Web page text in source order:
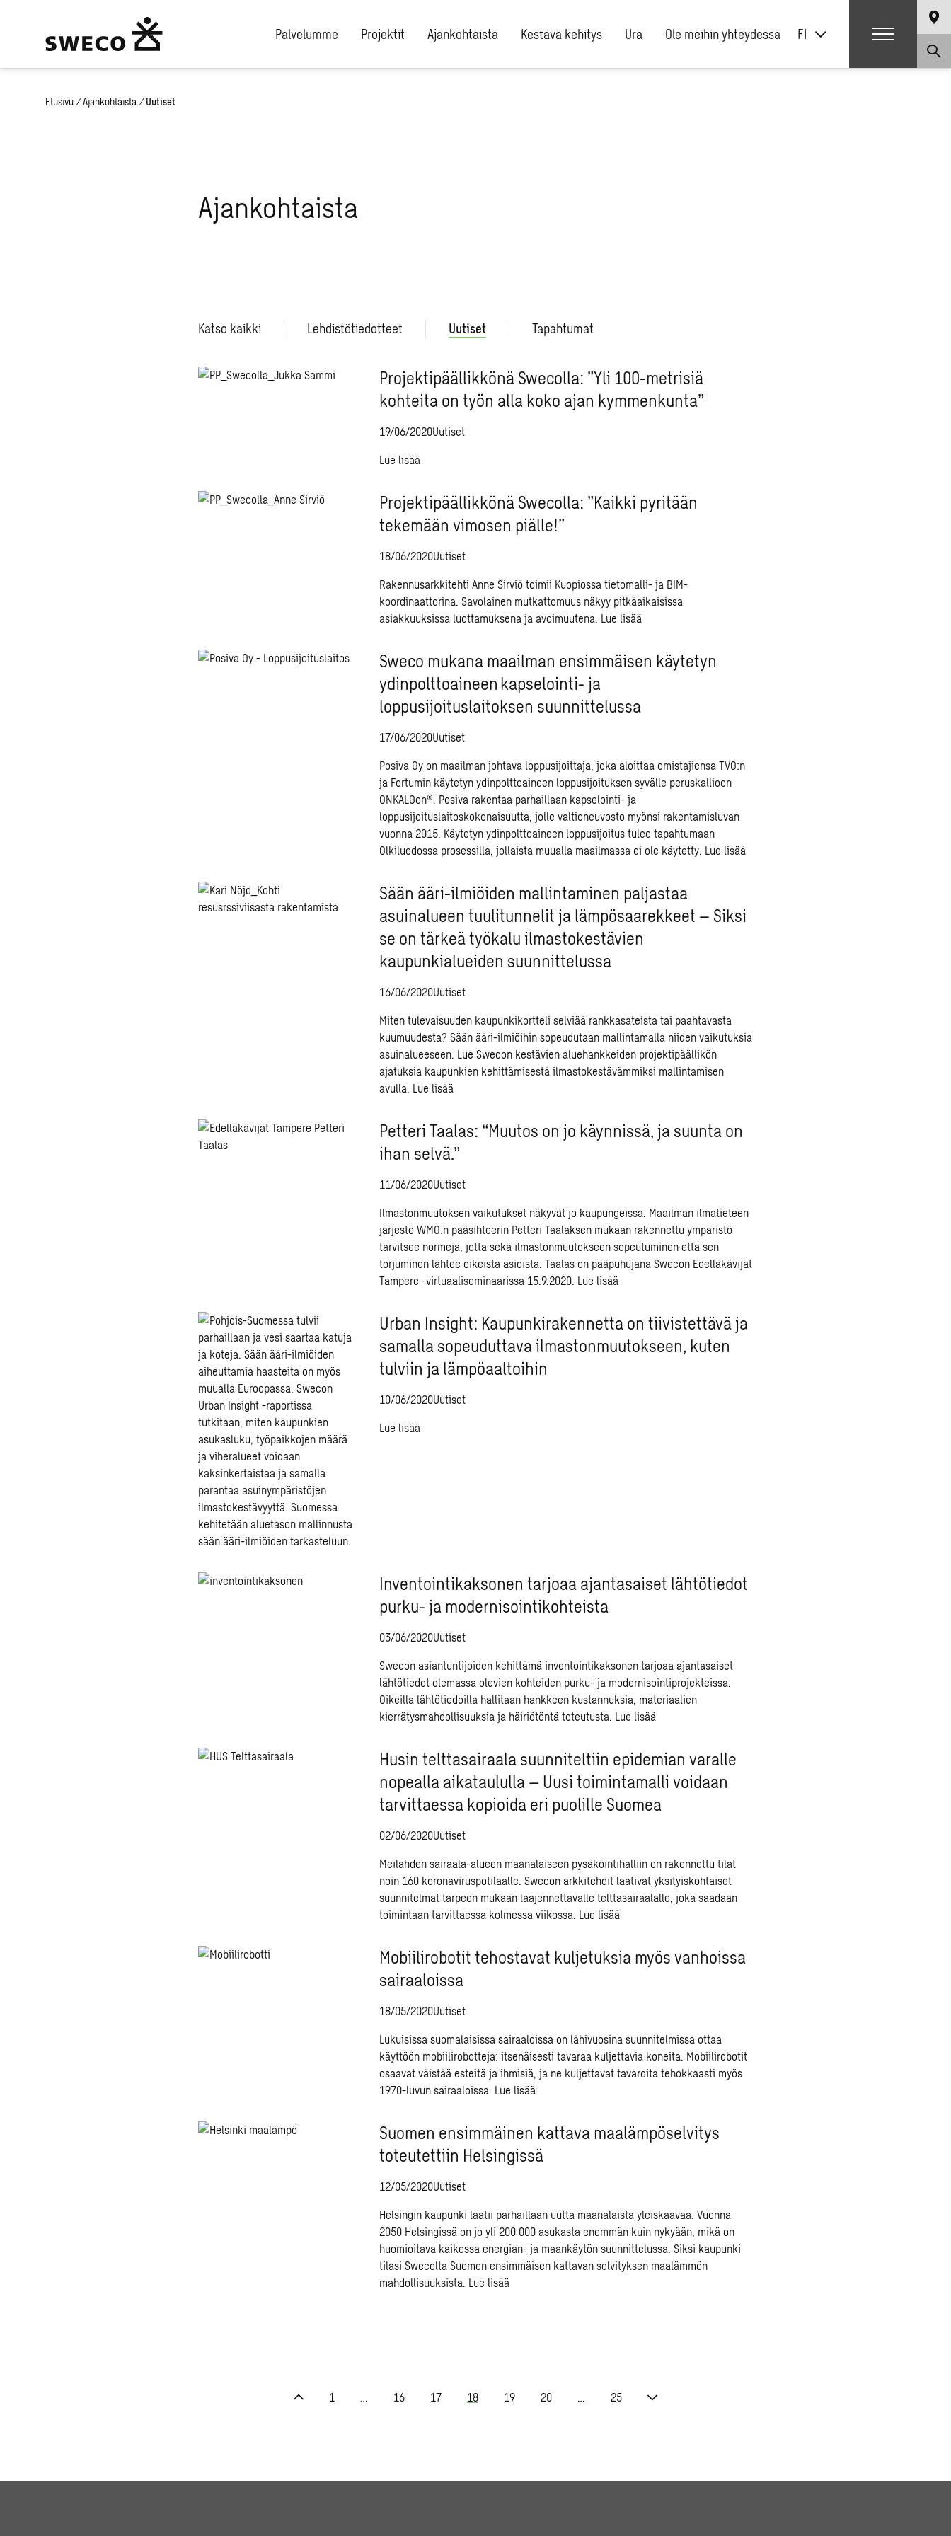
Palvelumme Projektit Ajankohtaista Kestävä kehitys Ura Ole meihin yhteydessä FI
Etusivu / Ajankohtaista / Uutiset
Ajankohtaista
Katso kaikki Lehdistötiedotteet Uutiset Tapahtumat
Projektipäällikkönä Swecolla: ”Yli 100-metrisiä
kohteita on työn alla koko ajan kymmenkunta”
19/06/2020Uutiset
Lue lisää
Projektipäällikkönä Swecolla: ”Kaikki pyritään
tekemään vimosen piälle!”
18/06/2020Uutiset
Rakennusarkkitehti Anne Sirviö toimii Kuopiossa tietomalli- ja BIM-
koordinaattorina. Savolainen mutkattomuus näkyy pitkäaikaisissa
asiakkuuksissa luottamuksena ja avoimuutena. Lue lisää
Sweco mukana maailman ensimmäisen käytetyn
ydinpolttoaineen kapselointi- ja
loppusijoituslaitoksen suunnittelussa
17/06/2020Uutiset
Posiva Oy on maailman johtava loppusijoittaja, joka aloittaa omistajiensa TVO:n
ja Fortumin käytetyn ydinpolttoaineen loppusijoituksen syvälle peruskallioon
ONKALOon®. Posiva rakentaa parhaillaan kapselointi- ja
loppusijoituslaitoskokonaisuutta, jolle valtioneuvosto myönsi rakentamisluvan
vuonna 2015. Käytetyn ydinpolttoaineen loppusijoitus tulee tapahtumaan
Olkiluodossa prosessilla, jollaista muualla maailmassa ei ole käytetty. Lue lisää
Sään ääri-ilmiöiden mallintaminen paljastaa
asuinalueen tuulitunnelit ja lämpösaarekkeet – Siksi
se on tärkeä työkalu ilmastokestävien
kaupunkialueiden suunnittelussa
16/06/2020Uutiset
Miten tulevaisuuden kaupunkikortteli selviää rankkasateista tai paahtavasta
kuumuudesta? Sään ääri-ilmiöihin sopeudutaan mallintamalla niiden vaikutuksia
asuinalueeseen. Lue Swecon kestävien aluehankkeiden projektipäällikön
ajatuksia kaupunkien kehittämisestä ilmastokestävämmiksi mallintamisen
avulla. Lue lisää
Petteri Taalas: “Muutos on jo käynnissä, ja suunta on
ihan selvä.”
11/06/2020Uutiset
Ilmastonmuutoksen vaikutukset näkyvät jo kaupungeissa. Maailman ilmatieteen
järjestö WMO:n pääsihteerin Petteri Taalaksen mukaan rakennettu ympäristö
tarvitsee normeja, jotta sekä ilmastonmuutokseen sopeutuminen että sen
torjuminen lähtee oikeista asioista. Taalas on pääpuhujana Swecon Edelläkävijät
Tampere -virtuaaliseminaarissa 15.9.2020. Lue lisää
Urban Insight: Kaupunkirakennetta on tiivistettävä ja
samalla sopeuduttava ilmastonmuutokseen, kuten
tulviin ja lämpöaaltoihin
10/06/2020Uutiset
Lue lisää
Inventointikaksonen tarjoaa ajantasaiset lähtötiedot
purku- ja modernisointikohteista
03/06/2020Uutiset
Swecon asiantuntijoiden kehittämä inventointikaksonen tarjoaa ajantasaiset
lähtötiedot olemassa olevien kohteiden purku- ja modernisointiprojekteissa.
Oikeilla lähtötiedoilla hallitaan hankkeen kustannuksia, materiaalien
kierrätysmahdollisuuksia ja häiriötöntä toteutusta. Lue lisää
Husin telttasairaala suunniteltiin epidemian varalle
nopealla aikataululla – Uusi toimintamalli voidaan
tarvittaessa kopioida eri puolille Suomea
02/06/2020Uutiset
Meilahden sairaala-alueen maanalaiseen pysäköintihalliin on rakennettu tilat
noin 160 koronaviruspotilaalle. Swecon arkkitehdit laativat yksityiskohtaiset
suunnitelmat tarpeen mukaan laajennettavalle telttasairaalalle, joka saadaan
toimintaan tarvittaessa kolmessa viikossa. Lue lisää
Mobiilirobotit tehostavat kuljetuksia myös vanhoissa
sairaaloissa
18/05/2020Uutiset
Lukuisissa suomalaisissa sairaaloissa on lähivuosina suunnitelmissa ottaa
käyttöön mobiilirobotteja: itsenäisesti tavaraa kuljettavia koneita. Mobiilirobotit
osaavat väistää esteitä ja ihmisiä, ja ne kuljettavat tavaroita tehokkaasti myös
1970-luvun sairaaloissa. Lue lisää
Suomen ensimmäinen kattava maalämpöselvitys
toteutettiin Helsingissä
12/05/2020Uutiset
Helsingin kaupunki laatii parhaillaan uutta maanalaista yleiskaavaa. Vuonna
2050 Helsingissä on jo yli 200 000 asukasta enemmän kuin nykyään, mikä on
huomioitava kaikessa energian- ja maankäytön suunnittelussa. Siksi kaupunki
tilasi Swecolta Suomen ensimmäisen kattavan selvityksen maalämmön
mahdollisuuksista. Lue lisää
1 … 16 17 18 19 20 … 25